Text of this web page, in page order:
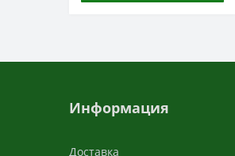
Информация
Доставка